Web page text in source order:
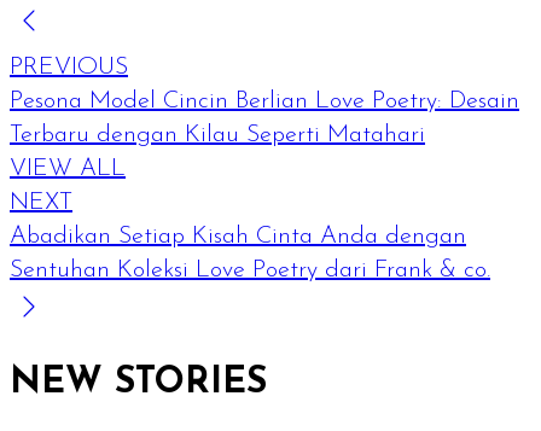
PREVIOUS
Pesona Model Cincin Berlian Love Poetry: Desain
Terbaru dengan Kilau Seperti Matahari
VIEW ALL
NEXT
Abadikan Setiap Kisah Cinta Anda dengan
Sentuhan Koleksi Love Poetry dari Frank & co.
NEW STORIES